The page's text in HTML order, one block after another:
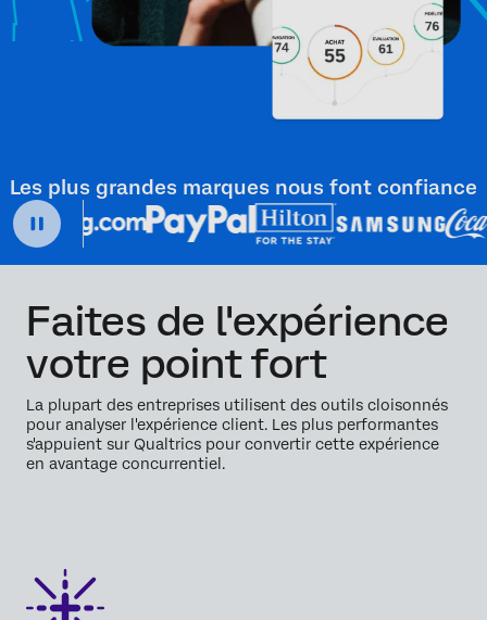
Les plus grandes marques nous font confiance
Faites de l'expérience
votre point fort
La plupart des entreprises utilisent des outils cloisonnés
pour analyser l'expérience client. Les plus performantes
s'appuient sur Qualtrics pour convertir cette expérience
en avantage concurrentiel.